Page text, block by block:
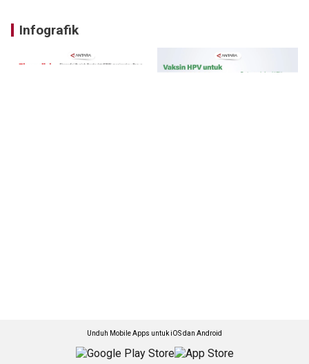
Infografik
Unduh Mobile Apps untuk iOS dan Android